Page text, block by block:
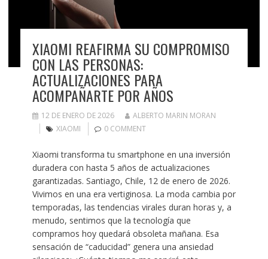
XIAOMI REAFIRMA SU COMPROMISO
CON LAS PERSONAS:
ACTUALIZACIONES PARA
ACOMPAÑARTE POR AÑOS
12 DE ENERO DE 2026
ALBERTO MARIN MORAN
XIAOMI
0 COMMENT
Xiaomi transforma tu smartphone en una inversión
duradera con hasta 5 años de actualizaciones
garantizadas. Santiago, Chile, 12 de enero de 2026.
Vivimos en una era vertiginosa. La moda cambia por
temporadas, las tendencias virales duran horas y, a
menudo, sentimos que la tecnología que
compramos hoy quedará obsoleta mañana. Esa
sensación de “caducidad” genera una ansiedad